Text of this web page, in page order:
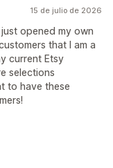
15 de julio de 2026
just opened my own
that I am a
current Etsy
selections
to have these